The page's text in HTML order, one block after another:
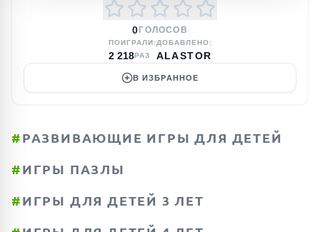
0 ГОЛОСОВ
ПОИГРАЛИ:
2 218РАЗ
ДОБАВЛЕНО:
ALASTOR
В ИЗБРАННОЕ
#РАЗВИВАЮЩИЕ ИГРЫ ДЛЯ ДЕТЕЙ
#ИГРЫ ПАЗЛЫ
#ИГРЫ ДЛЯ ДЕТЕЙ 3 ЛЕТ